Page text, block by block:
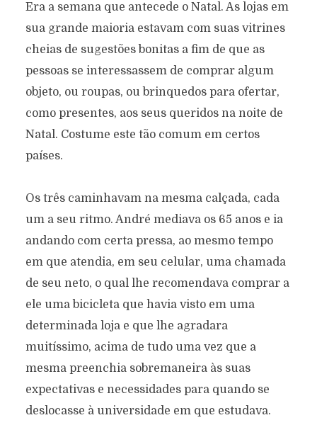
Era a semana que antecede o Natal. As lojas em
sua grande maioria estavam com suas vitrines
cheias de sugestões bonitas a fim de que as
pessoas se interessassem de comprar algum
objeto, ou roupas, ou brinquedos para ofertar,
como presentes, aos seus queridos na noite de
Natal. Costume este tão comum em certos
países.
Os três caminhavam na mesma calçada, cada
um a seu ritmo. André mediava os 65 anos e ia
andando com certa pressa, ao mesmo tempo
em que atendia, em seu celular, uma chamada
de seu neto, o qual lhe recomendava comprar a
ele uma bicicleta que havia visto em uma
determinada loja e que lhe agradara
muitíssimo, acima de tudo uma vez que a
mesma preenchia sobremaneira às suas
expectativas e necessidades para quando se
deslocasse à universidade em que estudava.